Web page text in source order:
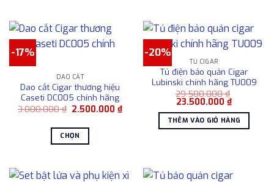
-17%
DAO CẮT
Dao cắt Cigar thương hiệu
Caseti DC005 chính hãng
3.000.000₫ Giá
3.000.000 ₫.
2.500.000₫Giá
hiện
CHỌN
này
-20%
TỦ CIGAR
Tủ điện bảo quản Cigar
Lubinski chính hãng TU009
29.500.000₫
Giá
là:
29.500.000 ₫.
23.500.000 ₫Giá
hiện
tại
là:
THÊM VÀO GIỎ HÀNG